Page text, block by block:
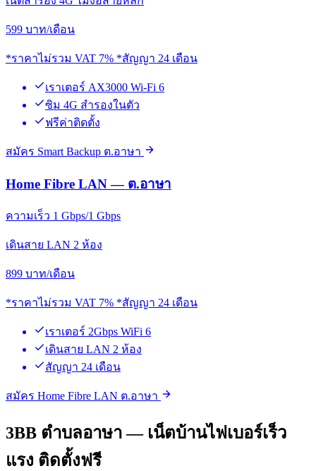
599 บาท/เดือน
*ราคาไม่รวม VAT 7% *สัญญา 24 เดือน
เราเตอร์ AX3000 Wi-Fi 6
ซิม 4G สำรองในตัว
ฟรีค่าติดตั้ง
สมัคร Smart Backup ต.อาษา
Home Fibre LAN — ต.อาษา
ความเร็ว 1 Gbps/1 Gbps
เดินสาย LAN 2 ห้อง
899 บาท/เดือน
*ราคาไม่รวม VAT 7% *สัญญา 24 เดือน
เราเตอร์ 2Gbps WiFi 6
เดินสาย LAN 2 ห้อง
สัญญา 24 เดือน
สมัคร Home Fibre LAN ต.อาษา
3BB ตำบลอาษา — เน็ตบ้านไฟเบอร์เร็ว
แรง ติดตั้งฟรี